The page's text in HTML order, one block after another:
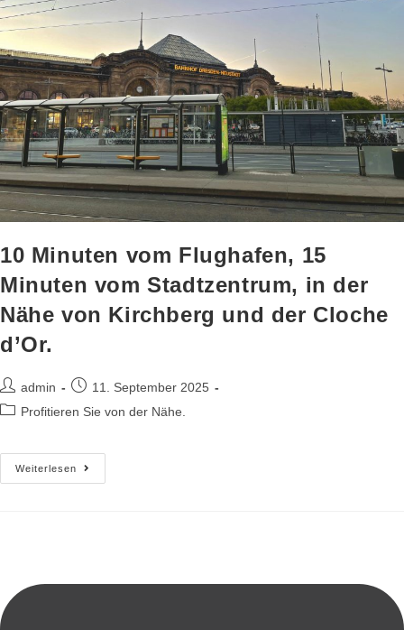
10 Minuten vom Flughafen, 15
Minuten vom Stadtzentrum, in der
Nähe von Kirchberg und der Cloche
d’Or.
admin
11. September 2025
Profitieren Sie von der Nähe.
Weiterlesen